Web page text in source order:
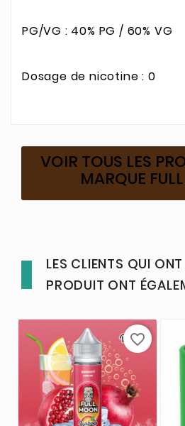
PG/VG : 40% PG / 60% VG
Dosage de nicotine : 0
VOIR TOUS LES
MARQUE
LES CLIENTS QUI
PRODUIT ONT
favorite_border